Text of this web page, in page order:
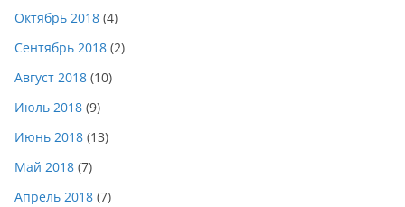
Октябрь 2018 (4)
Сентябрь 2018 (2)
Август 2018 (10)
Июль 2018 (9)
Июнь 2018 (13)
Май 2018 (7)
Апрель 2018 (7)